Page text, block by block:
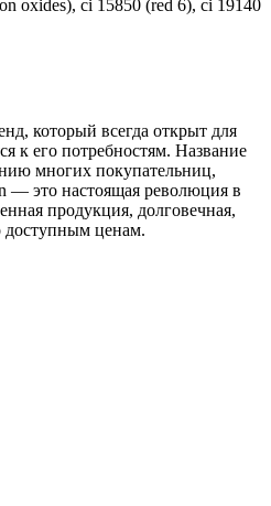
oxides), ci 15850 (red 6), ci 19140
который всегда открыт для
к его потребностям. Название
многих покупательниц,
— это настоящая революция в
продукция, долговечная,
доступным ценам.